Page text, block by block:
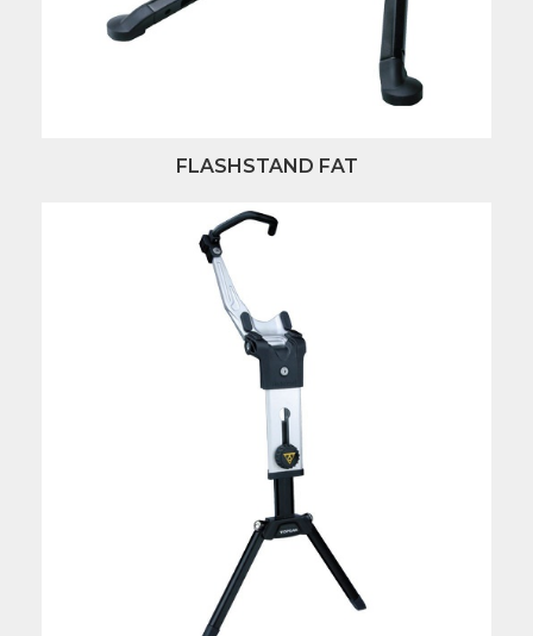
FLASHSTAND FAT